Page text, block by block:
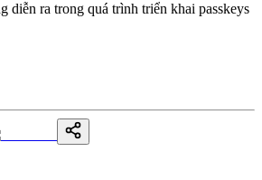
diễn ra trong quá trình triển khai passkeys